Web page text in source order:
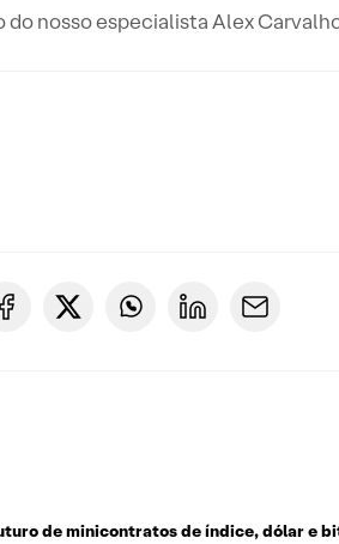
nosso especialista Alex
de minicontratos de índice, dólar e